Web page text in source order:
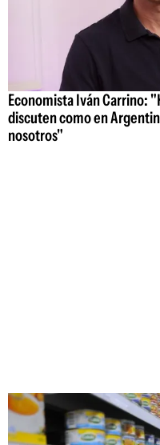
Economista Iván Carrino:
discuten como en
nosotros"